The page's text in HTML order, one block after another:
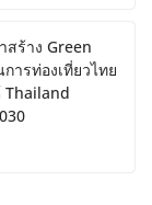
สร้าง Green
ารท่องเที่ยวไทย
Thailand